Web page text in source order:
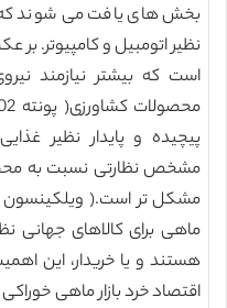
بخش های یافت می شوند که
نظیر اتومبیل و کامپیوتر.
است که بیشتر نیازمند
پیچیده و پایدار نظیر
مشخص نظارتی نسبت به
هستند و یا خریدار، این
اقتصاد خرد بازار ماهی